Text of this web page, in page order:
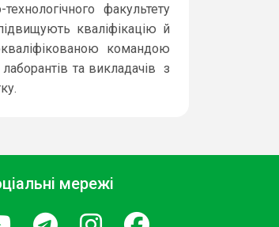
факультету
кваліфікацію й
командою
та викладачів з
мережі